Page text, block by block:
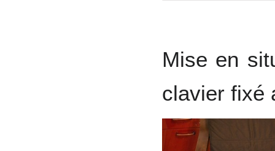
Mise en
clavier fixé